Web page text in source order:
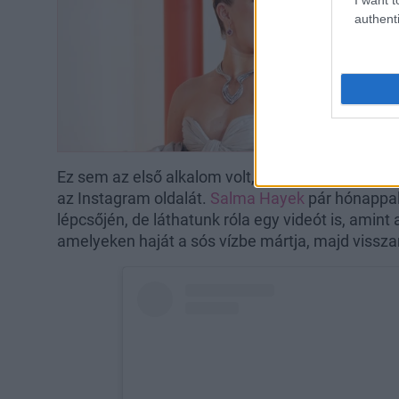
Ez sem az első alkalom volt, hogy a
az Instagram oldalát. Salma Hayek pár
lépcsőjén, de láthatunk róla egy videót is, amint
amelyeken haját a sós vízbe mártja, majd